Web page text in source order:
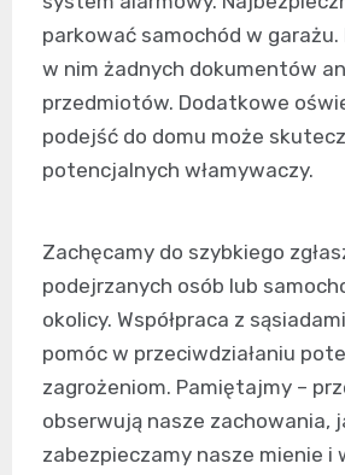
parkować samochód w
w nim żadnych dokumentów
przedmiotów. Dodatkowe
podejść do domu może
potencjalnych włamywaczy.
Zachęcamy do szybkiego
podejrzanych osób lub
okolicy. Współpraca z
pomóc w przeciwdziałaniu
zagrożeniom. Pamiętajmy –
obserwują nasze zachowania,
zabezpieczamy nasze mienie i